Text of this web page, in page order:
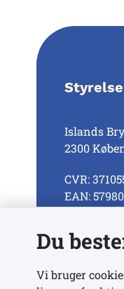
Islands
2300
CVR:
EAN:
Se alle
Du
Vi bruger